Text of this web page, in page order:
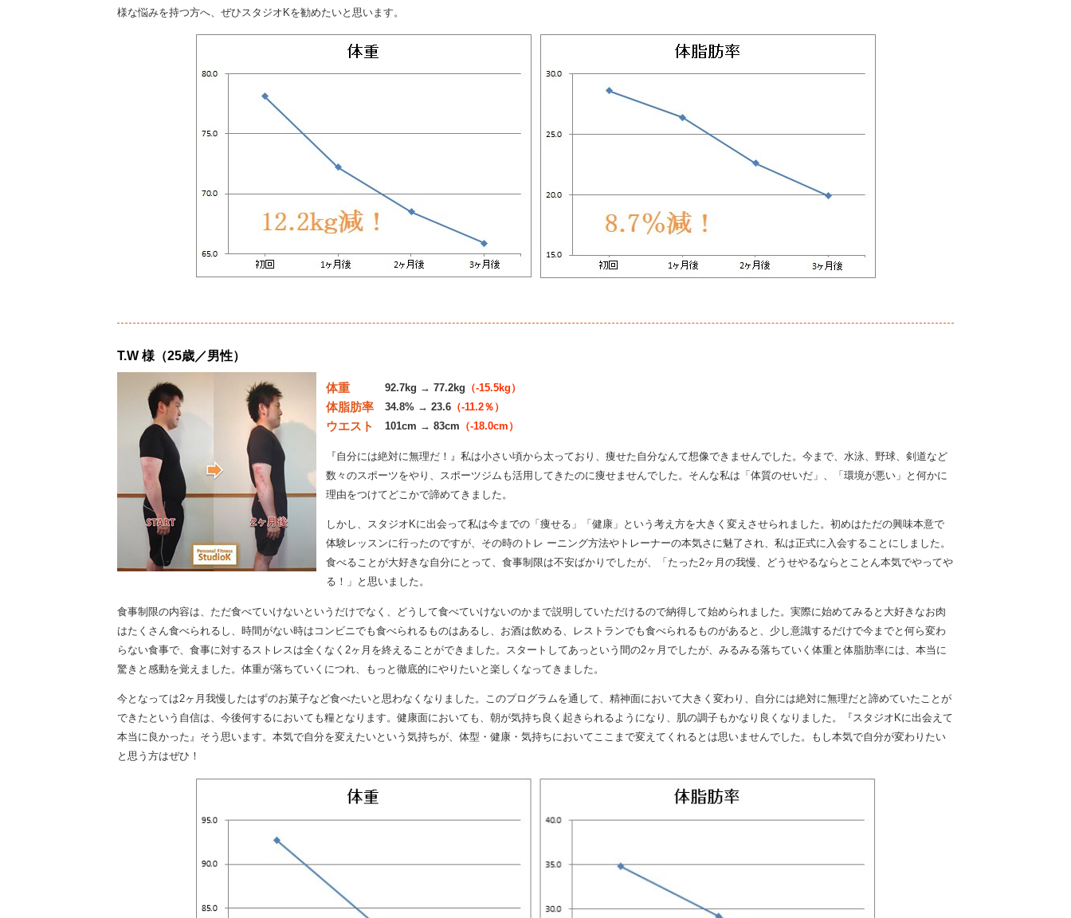
様な悩みを持つ方へ、ぜひスタジオKを勧めたいと思います。
T.W 様（25歳／男性）
体重 92.7kg → 77.2kg （-15.5kg）
体脂肪率 34.8% → 23.6（-11.2％）
ウエスト 101cm → 83cm （-18.0cm）
『自分には絶対に無理だ！』私は小さい頃から太っており、痩せた自分なんて想像できませんでした。今まで、水泳、野球、剣道など
数々のスポーツをやり、スポーツジムも活用してきたのに痩せませんでした。そんな私は「体質のせいだ」、「環境が悪い」と何かに
理由をつけてどこかで諦めてきました。
しかし、スタジオKに出会って私は今までの「痩せる」「健康」という考え方を大きく変えさせられました。初めはただの興味本意で
体験レッスンに行ったのですが、その時のトレ ーニング方法やトレーナーの本気さに魅了され、私は正式に入会することにしました。
食べることが大好きな自分にとって、食事制限は不安ばかりでしたが、「たった2ヶ月の我慢、どうせやるならとことん本気でやってや
る！」と思いました。
食事制限の内容は、ただ食べていけないというだけでなく、どうして食べていけないのかまで説明していただけるので納得して始められました。実際に始めてみると大好きなお肉
はたくさん食べられるし、時間がない時はコンビニでも食べられるものはあるし、お酒は飲める、レストランでも食べられるものがあると、少し意識するだけで今までと何ら変わ
らない食事で、食事に対するストレスは全くなく2ヶ月を終えることができました。スタートしてあっという間の2ヶ月でしたが、みるみる落ちていく体重と体脂肪率には、本当に
驚きと感動を覚えました。体重が落ちていくにつれ、もっと徹底的にやりたいと楽しくなってきました。
今となっては2ヶ月我慢したはずのお菓子など食べたいと思わなくなりました。このプログラムを通して、精神面において大きく変わり、自分には絶対に無理だと諦めていたことが
できたという自信は、今後何するにおいても糧となります。健康面においても、朝が気持ち良く起きられるようになり、肌の調子もかなり良くなりました。『スタジオKに出会えて
本当に良かった』そう思います。本気で自分を変えたいという気持ちが、体型・健康・気持ちにおいてここまで変えてくれるとは思いませんでした。もし本気で自分が変わりたい
と思う方はぜひ！